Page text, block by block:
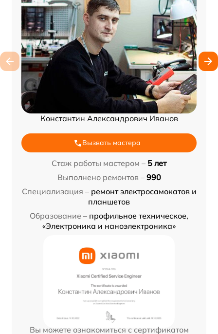
Константин Александрович Иванов
Вызвать мастера
Стаж работы мастером – 5 лет
Выполнено ремонтов – 990
Специализация – ремонт электросамокатов и
планшетов
Образование – профильное техническое,
«Электроника и наноэлектроника»
Вы можете ознакомиться с сертификатом